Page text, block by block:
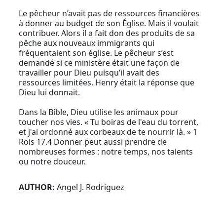
Le pêcheur n’avait pas de ressources financières
à donner au budget de son Église. Mais il voulait
contribuer. Alors il a fait don des produits de sa
pêche aux nouveaux immigrants qui
fréquentaient son église. Le pêcheur s’est
demandé si ce ministère était une façon de
travailler pour Dieu puisqu’il avait des
ressources limitées. Henry était la réponse que
Dieu lui donnait.
Dans la Bible, Dieu utilise les animaux pour
toucher nos vies. « Tu boiras de l'eau du torrent,
et j'ai ordonné aux corbeaux de te nourrir là. » 1
Rois 17.4 Donner peut aussi prendre de
nombreuses formes : notre temps, nos talents
ou notre douceur.
AUTHOR:Angel J. Rodriguez